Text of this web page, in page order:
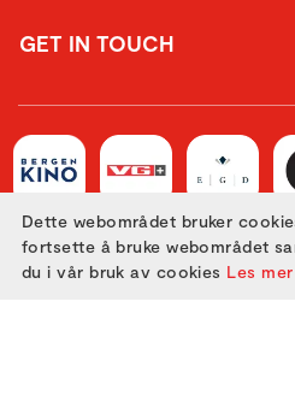
GET IN TOUCH
Dette webområdet bruker
fortsette å bruke webområdet
du i vår bruk av cookies Les